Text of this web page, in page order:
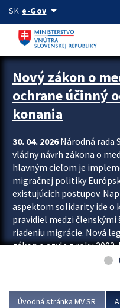
Preskocit na hlavný obsah
SK e-Govarrow_drop_down
Zastavit automatický posun
Nový zákon o
ochrane účinný
konania
30. 04. 2026Národná rada
vládny návrh zákona o
hlavným cieľom je
migračnej politiky
existujúcich postupov.
aspektom solidarity ide o
pravidiel medzi
riadeniu migrácie. Nová
zákon o azyle z roku
vývoj posledného
Úvodná stránka MV SR